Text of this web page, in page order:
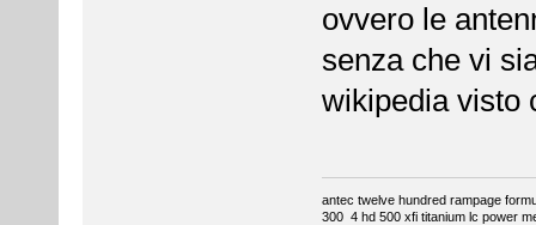
ovvero le
senza che vi
wikipedia visto
antec twelve hundred rampage
300 4 hd 500 xfi titanium lc power